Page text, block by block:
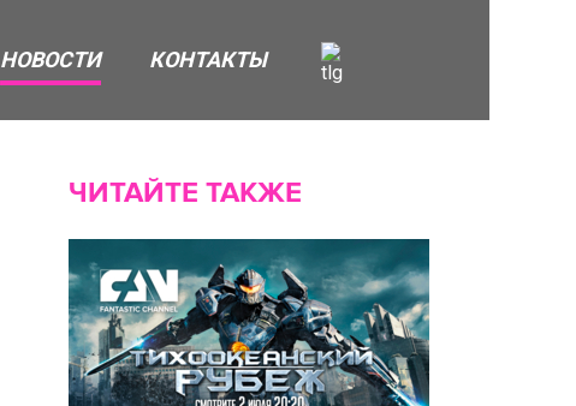
НОВОСТИ КОНТАКТЫ
ЧИТАЙТЕ ТАКЖЕ